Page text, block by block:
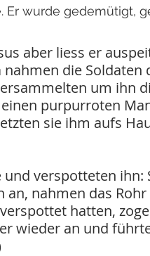
Er wurde gedemütigt,
aber liess er
die Soldaten
um ihn
purpurroten
sie ihm aufs
verspotteten ihn:
an, nahmen das
hatten,
wieder an und